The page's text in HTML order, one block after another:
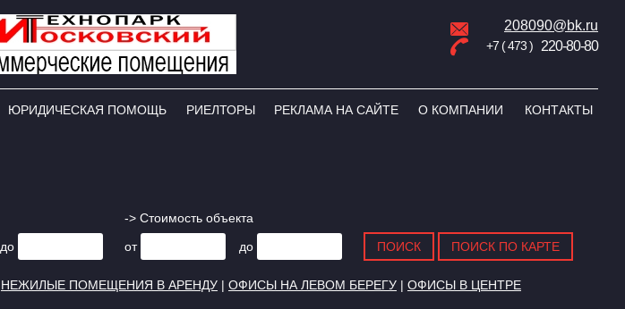
208090@bk.ru
+7 ( 473 ) 220-80-80
ЮРИДИЧЕСКАЯ ПОМОЩЬ РИЕЛТОРЫ РЕКЛАМА НА САЙТЕ О КОМПАНИИ КОНТАКТЫ
до
-> Стоимость объекта
от
до
НЕЖИЛЫЕ ПОМЕЩЕНИЯ В АРЕНДУ | ОФИСЫ НА ЛЕВОМ БЕРЕГУ | ОФИСЫ В ЦЕНТРЕ